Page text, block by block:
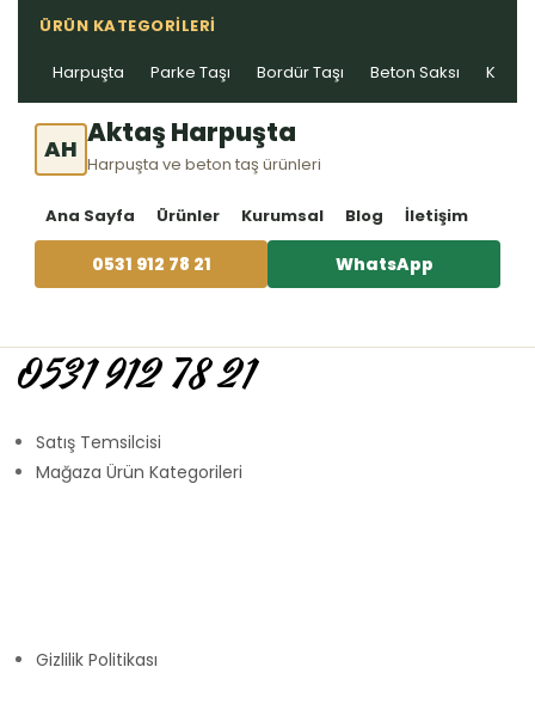
ÜRÜN KATEGORILERI
Harpuşta Parke Taşı Bordür Taşı Beton Saksı Kablo
AH Aktaş Harpuşta
Harpuşta ve beton taş ürünleri
Ana Sayfa Ürünler Kurumsal Blog İletişim
0531 912 78 21 WhatsApp
0531 912 78 21
Satış Temsilcisi
Mağaza Ürün Kategorileri
Gizlilik Politikası